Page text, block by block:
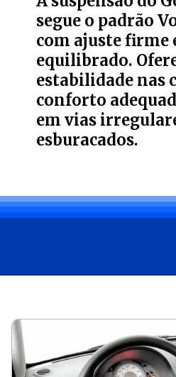
segue o padrão
com ajuste firme
equilibrado.
estabilidade nas
conforto
em vias
esburacados.